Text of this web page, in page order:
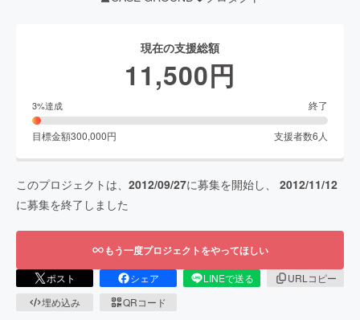
現在の支援総額
11,500円
3%達成 終了
目標金額300,000円 支援者数6 人
このプロジェクトは、 2012/09/27に募集を開始し、 2012/11/12
に募集を終了しました
もう一度プロジェクトをやってほしい
ポスト シェア LINEで送る
URLコピー
埋め込み
QRコード